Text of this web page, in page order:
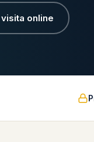
online